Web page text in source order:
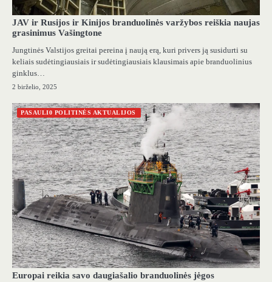
JAV ir Rusijos ir Kinijos branduolinės varžybos reiškia naujas
grasinimus Vašingtone
Jungtinės Valstijos greitai pereina į naują erą, kuri privers ją susidurti su
keliais sudėtingiausiais ir sudėtingiausiais klausimais apie branduolinius
ginklus…
2 birželio, 2025
PASAULI0 POLITINĖS AKTUALIJOS
Europai reikia savo daugiašalio branduolinės jėgos